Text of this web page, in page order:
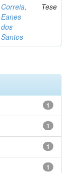
Correia,
Eanes
dos
Santos
Tese
1
1
1
1